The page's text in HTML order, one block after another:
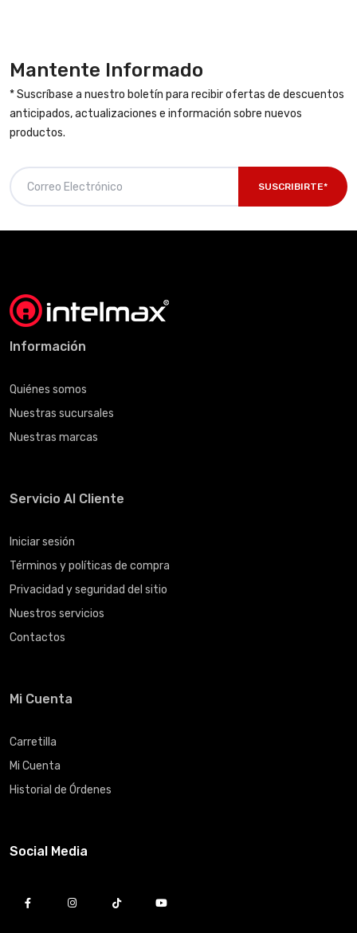
Mantente Informado
* Suscríbase a nuestro boletín para recibir ofertas de descuentos
anticipados, actualizaciones e información sobre nuevos
productos.
SUSCRIBIRTE*
Información
Quiénes somos
Nuestras sucursales
Nuestras marcas
Servicio Al Cliente
Iniciar sesión
Términos y políticas de compra
Privacidad y seguridad del sitio
Nuestros servicios
Contactos
Mi Cuenta
Carretilla
Mi Cuenta
Historial de Órdenes
Social Media